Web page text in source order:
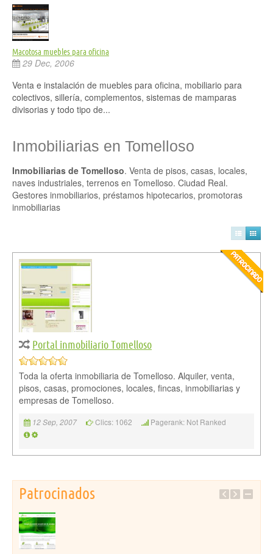
Macotosa muebles para oficina
29 Dec, 2006
Venta e instalación de muebles para oficina, mobiliario para
colectivos, sillería, complementos, sistemas de mamparas
divisorias y todo tipo de...
Inmobiliarias en Tomelloso
Inmobiliarias de Tomelloso. Venta de pisos, casas, locales,
naves industriales, terrenos en Tomelloso. Ciudad Real.
Gestores inmobiliarios, préstamos hipotecarios, promotoras
inmobiliarias
Portal inmobiliario Tomelloso
Toda la oferta inmobiliaria de Tomelloso. Alquiler, venta,
pisos, casas, promociones, locales, fincas, inmobiliarias y
empresas de Tomelloso.
12 Sep, 2007 Clics: 1062 Pagerank: Not Ranked
Patrocinados